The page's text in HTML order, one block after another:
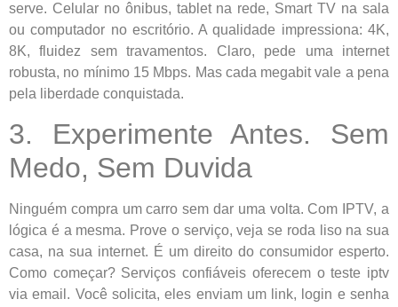
serve. Celular no ônibus, tablet na rede, Smart TV na sala
ou computador no escritório. A qualidade impressiona: 4K,
8K, fluidez sem travamentos. Claro, pede uma internet
robusta, no mínimo 15 Mbps. Mas cada megabit vale a pena
pela liberdade conquistada.
3. Experimente Antes. Sem
Medo, Sem Duvida
Ninguém compra um carro sem dar uma volta. Com IPTV, a
lógica é a mesma. Prove o serviço, veja se roda liso na sua
casa, na sua internet. É um direito do consumidor esperto.
Como começar? Serviços confiáveis oferecem o teste iptv
via email. Você solicita, eles enviam um link, login e senha